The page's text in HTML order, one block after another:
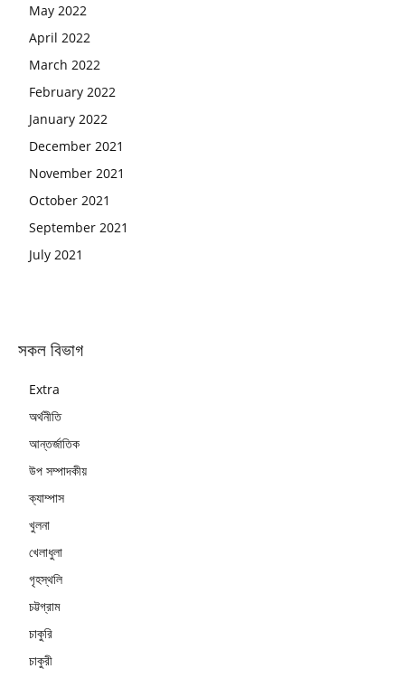
May 2022
April 2022
March 2022
February 2022
January 2022
December 2021
November 2021
October 2021
September 2021
July 2021
সকল বিভাগ
Extra
অর্থনীতি
আন্তর্জাতিক
উপ সম্পাদকীয়
ক্যাম্পাস
খুলনা
খেলাধুলা
গৃহস্থলি
চট্টগ্রাম
চাকুরি
চাকুরী